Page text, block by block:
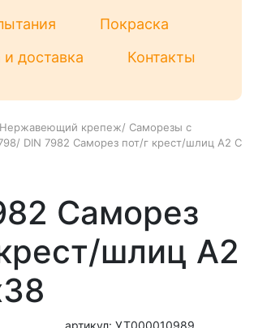
Покраска
и доставка
Контакты
Нержавеющий крепеж/ Саморезы с
/ DIN 7982 Саморез пот/г крест/шлиц А2 С
Саморез
шлиц А2